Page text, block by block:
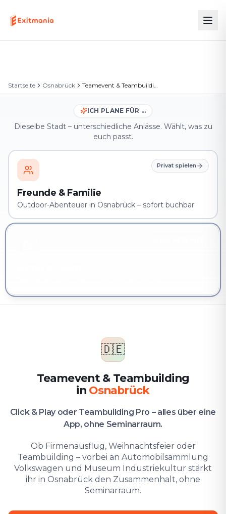
Startseite Osnabrück Teamevent & Teambuilding in Osnabrück
ICH PLANE FÜR …
Dieselbe Stadt – unterschiedliche Anlässe. Wählt, was zu
euch passt.
Privat spielen
Freunde & Familie
Outdoor-Abenteuer in Osnabrück – sofort buchbar
🇩🇪
Teamevent & Teambuilding
in Osnabrück
Click & Play oder Teambuilding Pro – alles über eine
App, ohne Seminarraum.
Ob Firmenausflug, Weihnachtsfeier oder
Teambuilding – vorbei an Automobilsammlung
Volkswagen und Museum Industriekultur stärkt
ihr in Osnabrück den Zusammenhalt, ohne
Seminarraum.